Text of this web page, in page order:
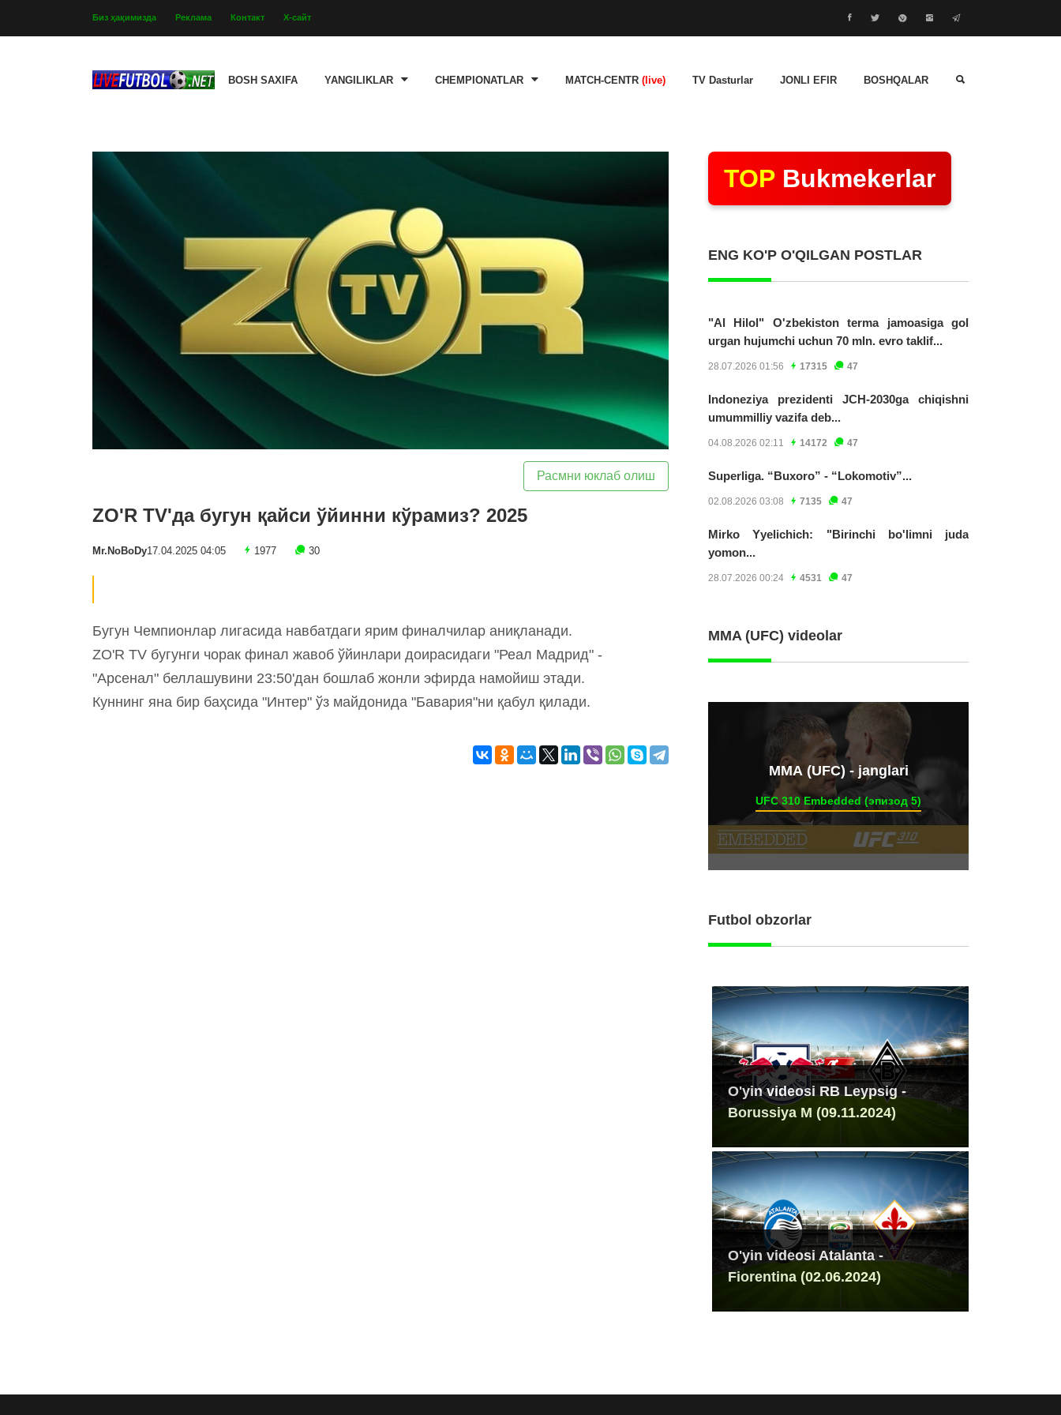
Биз ҳақимизда Реклама Контакт Х-сайт
BOSH SAXIFA YANGILIKLAR CHEMPIONATLAR MATCH-CENTR (live) TV Dasturlar JONLI EFIR BOSHQALAR
Расмни юклаб олиш
ZO'R TV'да бугун қайси ўйинни кўрамиз? 2025
Mr.NoBoDy17.04.2025 04:05 1977 30
Бугун Чемпионлар лигасида навбатдаги ярим финалчилар аниқланади.
ZO'R TV бугунги чорак финал жавоб ўйинлари доирасидаги "Реал Мадрид" -
"Арсенал" беллашувини 23:50'дан бошлаб жонли эфирда намойиш этади.
Куннинг яна бир баҳсида "Интер" ўз майдонида "Бавария"ни қабул қилади.
TOP Bukmekerlar
ENG KO'P O'QILGAN POSTLAR
"Al Hilol" O'zbekiston terma jamoasiga gol
urgan hujumchi uchun 70 mln. evro taklif...
28.07.2026 01:56 17315 47
Indoneziya prezidenti JCH-2030ga chiqishni
umummilliy vazifa deb...
04.08.2026 02:11 14172 47
Superliga. “Buxoro” - “Lokomotiv”...
02.08.2026 03:08 7135 47
Mirko Yyelichich: "Birinchi bo'limni juda
yomon...
28.07.2026 00:24 4531 47
MMA (UFC) videolar
ММА (UFC) - janglari
UFC 310 Embedded (эпизод 5)
Futbol obzorlar
O'yin videosi RB Leypsig -
Borussiya M (09.11.2024)
O'yin videosi Atalanta -
Fiorentina (02.06.2024)